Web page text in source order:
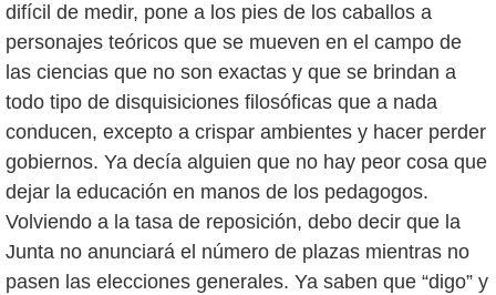
difícil de medir, pone a los pies de los caballos a
personajes teóricos que se mueven en el campo de
las ciencias que no son exactas y que se brindan a
todo tipo de disquisiciones filosóficas que a nada
conducen, excepto a crispar ambientes y hacer perder
gobiernos. Ya decía alguien que no hay peor cosa que
dejar la educación en manos de los pedagogos.
Volviendo a la tasa de reposición, debo decir que la
Junta no anunciará el número de plazas mientras no
pasen las elecciones generales. Ya saben que “digo” y